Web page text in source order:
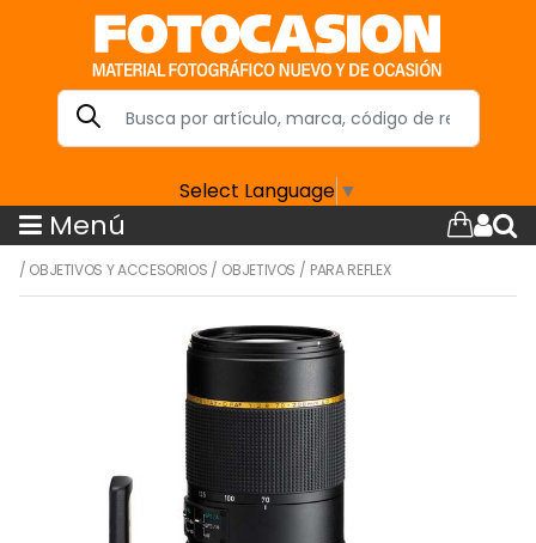
Select Language ▼
Menú
/ OBJETIVOS Y ACCESORIOS / OBJETIVOS / PARA REFLEX